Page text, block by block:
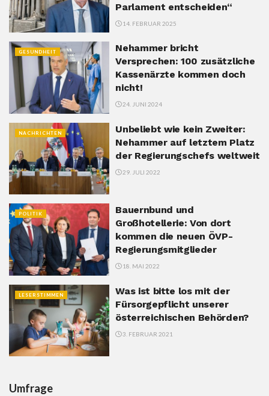
Parlament entscheiden“
14. FEBRUAR 2025
GESUNDHEIT
Nehammer bricht
Versprechen: 100 zusätzliche
Kassenärzte kommen doch
nicht!
24. JUNI 2024
NACHRICHTEN
Unbeliebt wie kein Zweiter:
Nehammer auf letztem Platz
der Regierungschefs weltweit
29. JULI 2022
POLITIK
Bauernbund und
Großhotellerie: Von dort
kommen die neuen ÖVP-
Regierungsmitglieder
18. MAI 2022
LESERSTIMMEN
Was ist bitte los mit der
Fürsorgepflicht unserer
österreichischen Behörden?
3. FEBRUAR 2021
Umfrage